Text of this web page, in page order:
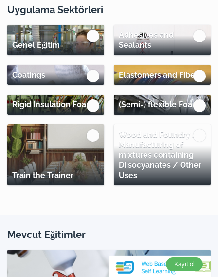
Uygulama Sektörleri
Genel Eğitim
Adhesives and
Sealants
Coatings Elastomers and Fibers
Rigid Insulation Foams (Semi-) flexible Foams
Train the Trainer
Wood and Foundry /
Manufacturing of
mixtures containing
Diisocyanates / Other
Uses
Mevcut Eğitimler
Kayıt ol